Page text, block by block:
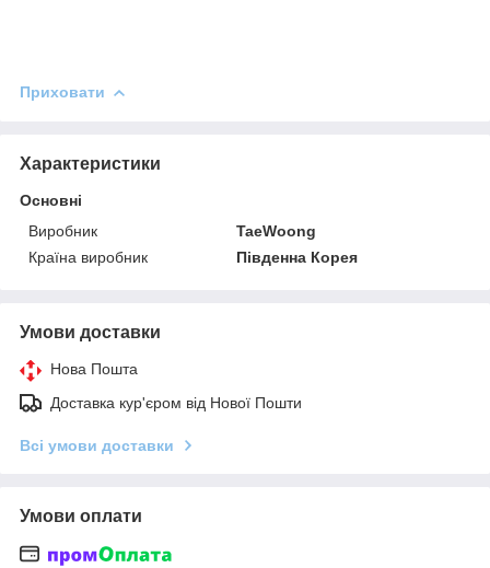
Приховати
Характеристики
Основні
Виробник
TaeWoong
Країна виробник
Південна Корея
Умови доставки
Нова Пошта
Доставка кур'єром від Нової Пошти
Всі умови доставки
Умови оплати